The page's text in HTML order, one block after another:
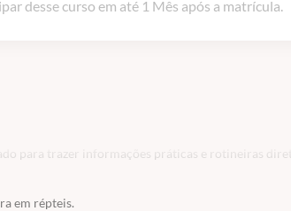
desse curso em até 1 Mês após a matrícula.
para trazer informações práticas e rotineiras
em répteis.